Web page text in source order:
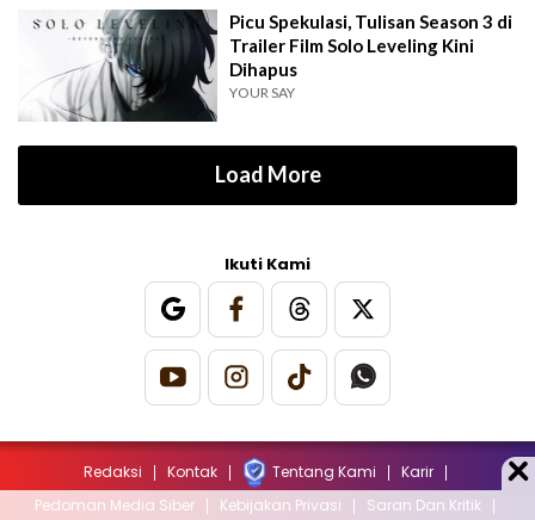
Picu Spekulasi, Tulisan Season 3 di
Trailer Film Solo Leveling Kini
Dihapus
YOUR SAY
Load More
Ikuti Kami
Redaksi Kontak Tentang Kami
Karir
Pedoman Media Siber
Kebijakan Privasi Saran Dan Kritik